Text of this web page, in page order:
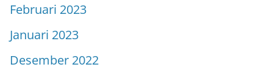
Februari 2023
Januari 2023
Desember 2022